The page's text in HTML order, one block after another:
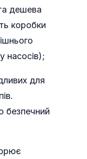
дешева
коробки
насосів);
для
безпечний